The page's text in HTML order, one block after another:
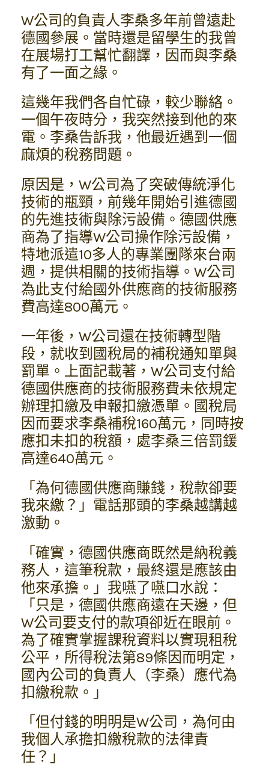
W公司的負責人李桑多年前曾遠赴
德國參展。當時還是留學生的我曾
在展場打工幫忙翻譯，因而與李桑
有了一面之緣。
這幾年我們各自忙碌，較少聯絡。
一個午夜時分，我突然接到他的來
電。李桑告訴我，他最近遇到一個
麻煩的稅務問題。
原因是，W公司為了突破傳統淨化
技術的瓶頸，前幾年開始引進德國
的先進技術與除污設備。德國供應
商為了指導W公司操作除污設備，
特地派遣10多人的專業團隊來台兩
週，提供相關的技術指導。W公司
為此支付給國外供應商的技術服務
費高達800萬元。
一年後，W公司還在技術轉型階
段，就收到國稅局的補稅通知單與
罰單。上面記載著，W公司支付給
德國供應商的技術服務費未依規定
辦理扣繳及申報扣繳憑單。國稅局
因而要求李桑補稅160萬元，同時按
應扣未扣的稅額，處李桑三倍罰鍰
高達640萬元。
「為何德國供應商賺錢，稅款卻要
我來繳？」電話那頭的李桑越講越
激動。
「確實，德國供應商既然是納稅義
務人，這筆稅款，最終還是應該由
他來承擔。」我嚥了嚥口水說：
「只是，德國供應商遠在天邊，但
W公司要支付的款項卻近在眼前。
為了確實掌握課稅資料以實現租稅
公平，所得稅法第89條因而明定，
國內公司的負責人（李桑）應代為
扣繳稅款。」
「但付錢的明明是W公司，為何由
我個人承擔扣繳稅款的法律責
任？」